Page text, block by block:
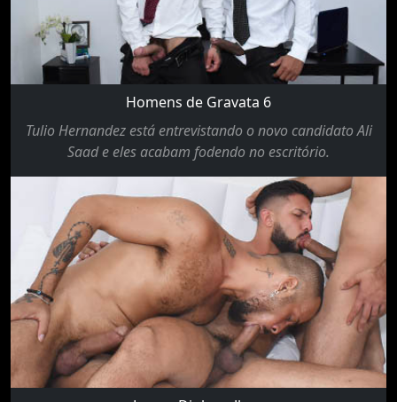
Homens de Gravata 6
Tulio Hernandez está entrevistando o novo candidato Ali
Saad e eles acabam fodendo no escritório.